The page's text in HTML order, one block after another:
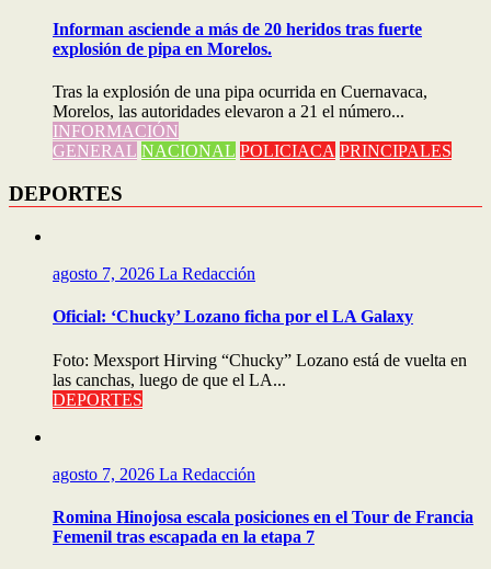
Informan asciende a más de 20 heridos tras fuerte
explosión de pipa en Morelos.
Tras la explosión de una pipa ocurrida en Cuernavaca,
Morelos, las autoridades elevaron a 21 el número...
INFORMACIÓN
GENERAL NACIONAL POLICIACA PRINCIPALES
DEPORTES
agosto 7, 2026 La Redacción
Oficial: ‘Chucky’ Lozano ficha por el LA Galaxy
Foto: Mexsport Hirving “Chucky” Lozano está de vuelta en
las canchas, luego de que el LA...
DEPORTES
agosto 7, 2026 La Redacción
Romina Hinojosa escala posiciones en el Tour de Francia
Femenil tras escapada en la etapa 7